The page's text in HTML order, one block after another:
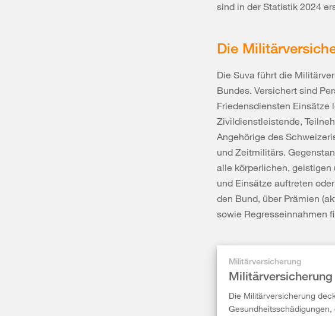
sind in derStatistik 2024
Die
Die Suva führt die
Bundes. Versichert sind
Friedensdiensten
Zivildienstleistende,
Angehörige des
und Zeitmilitärs.
alle körperlichen,
und Einsätze auftreten
den Bund, über Prämien
sowie Regresseinnahmen
Militärversicherung
Militärversicherung
Die Militärversicherung